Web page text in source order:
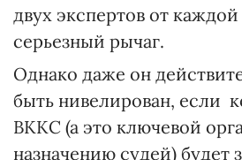
двух экспертов от
серьезный рычаг.
Однако даже он
быть нивелирован, если
ВККС (а это ключевой
назначению судей) будет